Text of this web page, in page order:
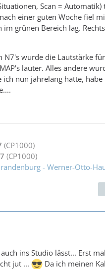
Scan = Automatik)
einer guten Woche fiel
grünen Bereich lag.
N7's wurde die Lautstärke
lauter. Alles andere
nun jahrelang hatte, habe
(CP1000)
(CP1000)
- Werner-Otto-
ins Studio lässt... Erst
jut ...
Da ich meinen